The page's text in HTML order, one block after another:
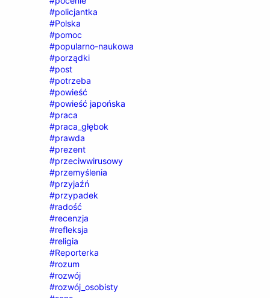
#policjantka
#Polska
#pomoc
#popularno-naukowa
#porządki
#post
#potrzeba
#powieść
#powieść japońska
#praca
#praca_głębok
#prawda
#prezent
#przeciwwirusowy
#przemyślenia
#przyjaźń
#przypadek
#radość
#recenzja
#refleksja
#religia
#Reporterka
#rozum
#rozwój
#rozwój_osobisty